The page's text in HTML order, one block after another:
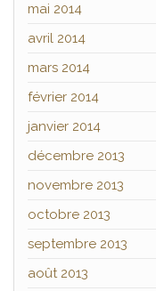
mai 2014
avril 2014
mars 2014
février 2014
janvier 2014
décembre 2013
novembre 2013
octobre 2013
septembre 2013
août 2013